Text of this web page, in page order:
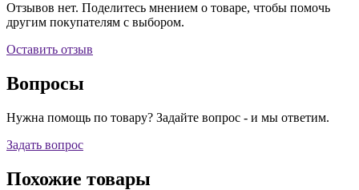
Отзывов нет. Поделитесь мнением о товаре, чтобы помочь
другим покупателям с выбором.
Оставить отзыв
Вопросы
Нужна помощь по товару? Задайте вопрос - и мы ответим.
Задать вопрос
Похожие товары